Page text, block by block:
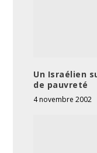
Un Israélien
de pauvreté
4 novembre 2002